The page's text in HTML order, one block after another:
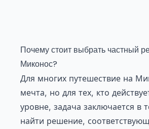
Почему стоит выбрать частный
Миконос?
Для многих путешествие на
мечта, но для тех, кто
уровне, задача заключается в
найти решение,